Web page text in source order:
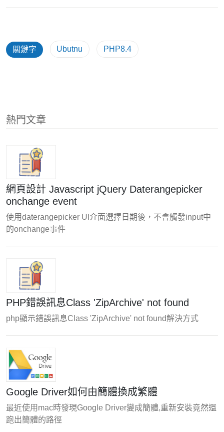
關鍵字 Ubutnu PHP8.4
熱門文章
網頁設計 Javascript jQuery Daterangepicker
onchange event
使用daterangepicker UI介面選擇日期後，不會觸發input中
的onchange事件
PHP錯誤訊息Class 'ZipArchive' not found
php顯示錯誤訊息Class 'ZipArchive' not found解決方式
Google Driver如何由簡體換成繁體
最近使用mac時發現Google Driver變成簡體,重新安裝竟然還
跑出簡體的路徑